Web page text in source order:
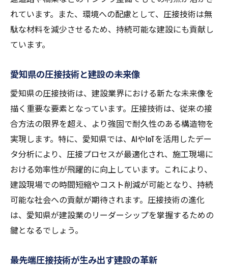
れています。また、環境への配慮として、圧接技術は無
駄な材料を減少させるため、持続可能な建設にも貢献し
ています。
愛知県の圧接技術と建設の未来像
愛知県の圧接技術は、建設業界における新たな未来像を
描く重要な要素となっています。圧接技術は、従来の接
合方法の限界を超え、より強固で耐久性のある構造物を
実現します。特に、愛知県では、AIやIoTを活用したデー
タ分析により、圧接プロセスが最適化され、施工現場に
おける効率性が飛躍的に向上しています。これにより、
建設現場での時間短縮やコスト削減が可能となり、持続
可能な社会への貢献が期待されます。圧接技術の進化
は、愛知県が建設業のリーダーシップを掌握するための
鍵となるでしょう。
最先端圧接技術が生み出す建設の革新